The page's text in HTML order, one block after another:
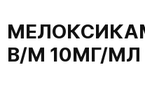
В/М 10МГ/